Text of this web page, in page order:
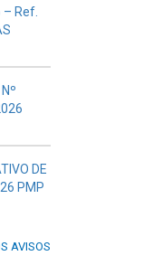
– Ref.
DE
PMP
AVISOS